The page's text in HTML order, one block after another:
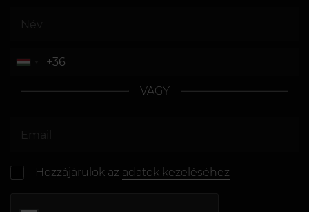
VAGY
Hozzájárulok az adatok kezeléséhez